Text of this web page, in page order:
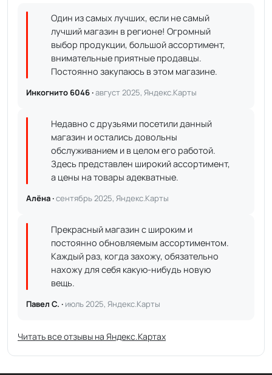
Один из самых лучших, если не самый
лучший магазин в регионе! Огромный
выбор продукции, большой ассортимент,
внимательные приятные продавцы.
Постоянно закупаюсь в этом магазине.
Инкогнито 6046 ·август 2025, Яндекс.Карты
Недавно с друзьями посетили данный
магазин и остались довольны
обслуживанием и в целом его работой.
Здесь представлен широкий ассортимент,
а цены на товары адекватные.
Алёна ·сентябрь 2025, Яндекс.Карты
Прекрасный магазин с широким и
постоянно обновляемым ассортиментом.
Каждый раз, когда захожу, обязательно
нахожу для себя какую-нибудь новую
вещь.
Павел С. · июль 2025, Яндекс.Карты
Читать все отзывы на Яндекс.Картах